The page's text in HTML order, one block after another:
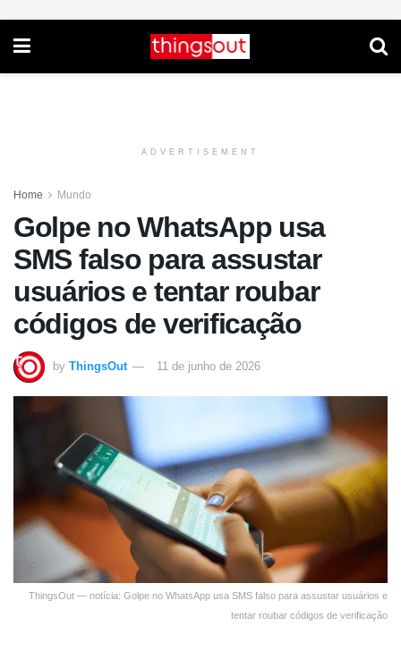
ADVERTISEMENT
Home Mundo
Golpe no WhatsApp usa
SMS falso para assustar
usuários e tentar roubar
códigos de verificação
by ThingsOut 11 de junho de 2026
ThingsOut — notícia: Golpe no WhatsApp usa SMS falso para assustar usuários e
tentar roubar códigos de verificação